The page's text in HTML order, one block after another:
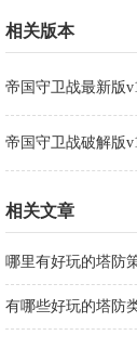
相关版本
帝国守卫战最新版
帝国守卫战破解版
相关文章
哪里有好玩的塔防
版！
有哪些好玩的塔防